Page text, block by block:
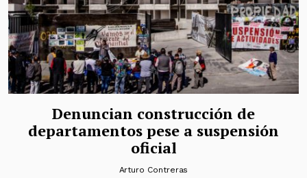
Denuncian construcción de
departamentos pese a suspensión
oficial
Arturo Contreras